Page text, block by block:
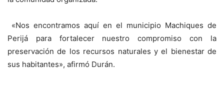
«Nos encontramos aquí en el municipio Machiques de
Perijá para fortalecer nuestro compromiso con la
preservación de los recursos naturales y el bienestar de
sus habitantes», afirmó Durán.